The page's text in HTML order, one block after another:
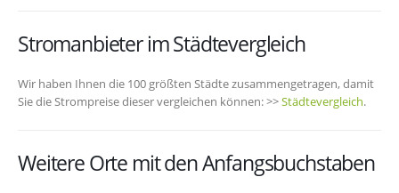
Stromanbieter im Städtevergleich
Wir haben Ihnen die 100 größten Städte zusammengetragen, damit
Sie die Strompreise dieser vergleichen können: >>Städtevergleich.
Weitere Orte mit den Anfangsbuchstaben